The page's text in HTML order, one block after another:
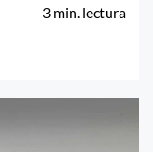
3 min. lectura